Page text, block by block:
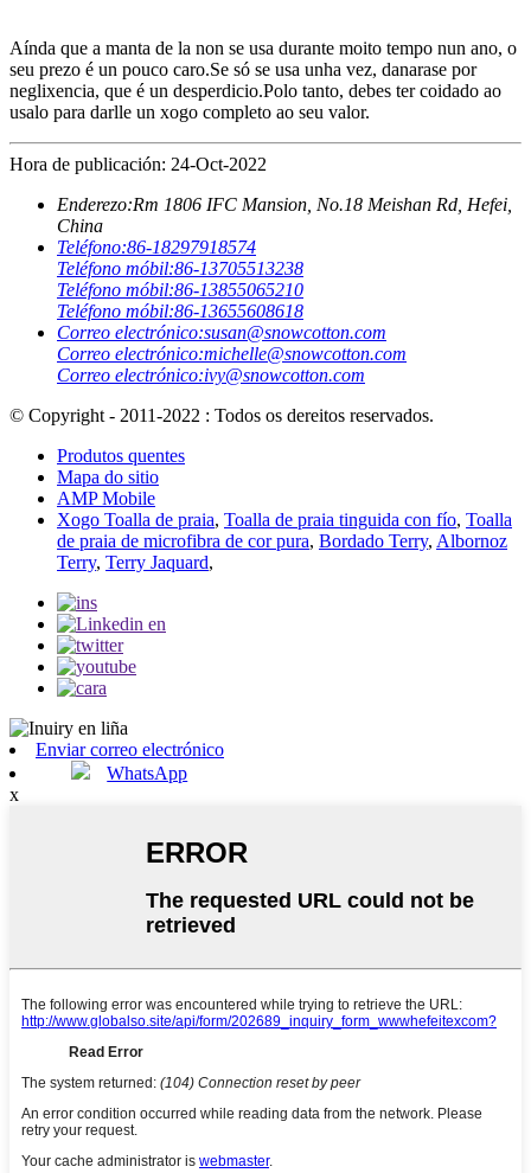
Aínda que a manta de la non se usa durante moito tempo nun ano, o
seu prezo é un pouco caro.Se só se usa unha vez, danarase por
neglixencia, que é un desperdicio.Polo tanto, debes ter coidado ao
usalo para darlle un xogo completo ao seu valor.
Hora de publicación: 24-Oct-2022
Enderezo:Rm 1806 IFC Mansion, No.18 Meishan Rd, Hefei,
China
Teléfono:86-18297918574
Teléfono móbil:86-13705513238
Teléfono móbil:86-13855065210
Teléfono móbil:86-13655608618
Correo electrónico:susan@snowcotton.com
Correo electrónico:michelle@snowcotton.com
Correo electrónico:ivy@snowcotton.com
© Copyright - 2011-2022 : Todos os dereitos reservados.
Produtos quentes
Mapa do sitio
AMP Mobile
Xogo Toalla de praia, Toalla de praia tinguida con fío, Toalla
de praia de microfibra de cor pura, Bordado Terry, Albornoz
Terry, Terry Jaquard,
Enviar correo electrónico
WhatsApp
x